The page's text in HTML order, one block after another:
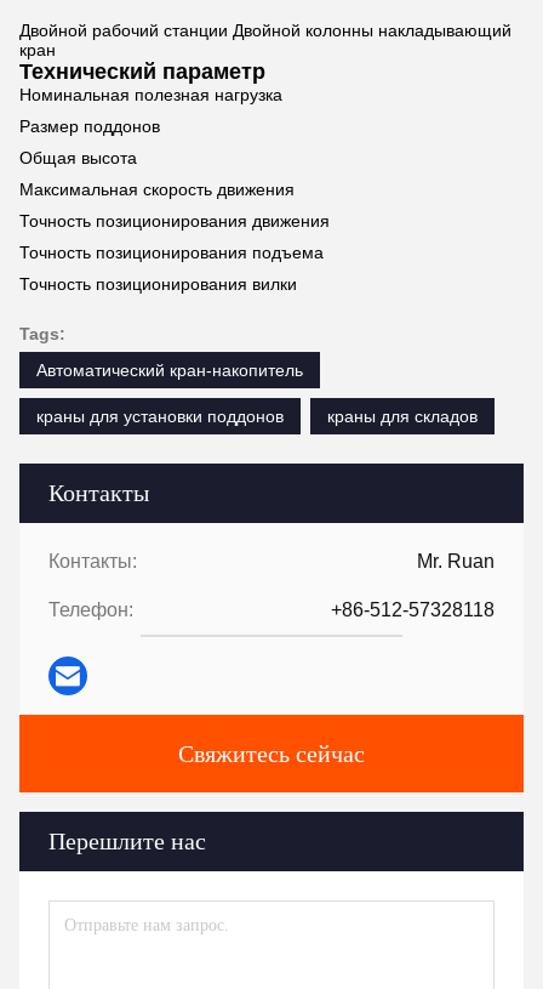
Контакты
Контакты: Mr. Ruan
Телефон: +86-512-57328118
Свяжитесь сейчас
Перешлите нас
Двойной рабочий станции Двойной колонны накладывающий
кран
Технический параметр
Номинальная полезная нагрузка
Размер поддонов
Общая высота
Максимальная скорость движения
Точность позиционирования движения
Точность позиционирования подъема
Точность позиционирования вилки
Tags:
Автоматический кран-накопитель
краны для установки поддонов краны для складов